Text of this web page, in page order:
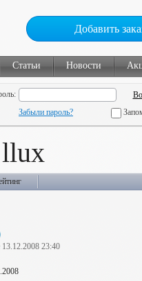
Добавить
Статьи Новости
Забыли пароль?
llux
13.12.2008 23:40